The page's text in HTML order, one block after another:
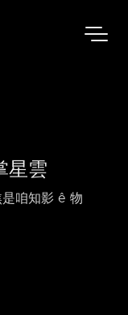
星雲
咱知影 ê 物